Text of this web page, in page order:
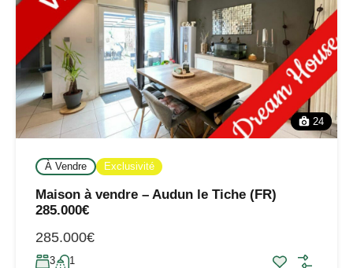
24
À Vendre Exclusivité
Maison à vendre – Audun le Tiche (FR)
285.000€
285.000€
3 1